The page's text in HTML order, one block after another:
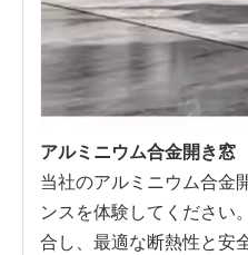
アルミニウム合金開き窓
当社のアルミニウム合金
ンスを体験してください
合し、最適な断熱性と安